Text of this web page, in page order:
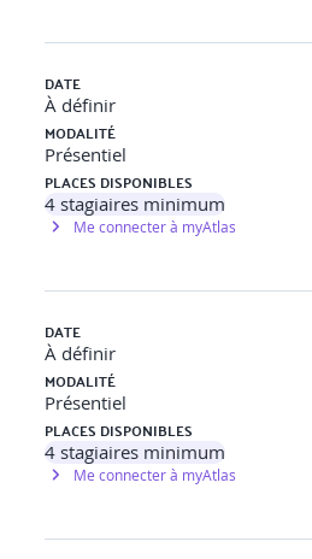
DATE
À définir
MODALITÉ
Présentiel
PLACES DISPONIBLES
4stagiaires minimum
Me connecter à myAtlas
DATE
À définir
MODALITÉ
Présentiel
PLACES DISPONIBLES
4stagiaires minimum
Me connecter à myAtlas